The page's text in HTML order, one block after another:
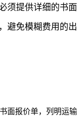
须提供详细的书面
避免模糊费用的出
面报价单，列明运输